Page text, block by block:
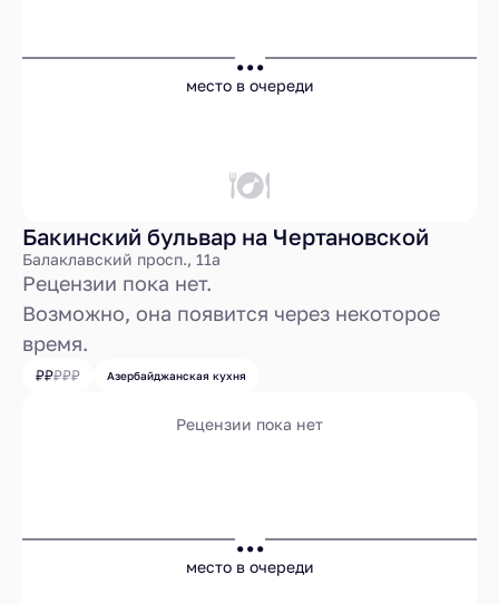
...
место в очереди
Бакинский бульвар на Чертановской
Балаклавский просп., 11а
Рецензии пока нет.
Возможно, она появится через некоторое
время.
Азербайджанская кухня
Рецензии пока нет
...
место в очереди